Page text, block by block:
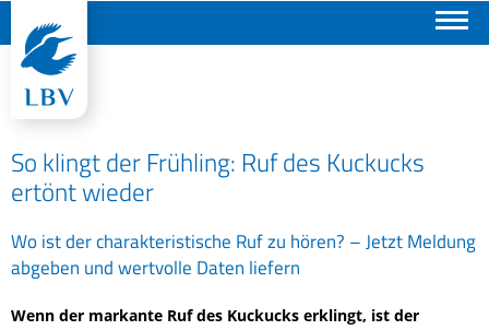
So klingt der Frühling: Ruf des Kuckucks
ertönt wieder
Wo ist der charakteristische Ruf zu hören? – Jetzt Meldung
abgeben und wertvolle Daten liefern
Wenn der markante Ruf des Kuckucks erklingt, ist der